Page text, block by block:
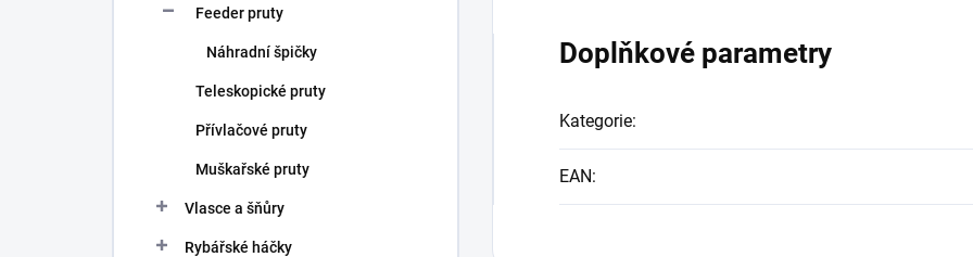
Feeder pruty
Náhradní špičky
Teleskopické pruty
Přívlačové pruty
Muškařské pruty
Vlasce a šňůry
Rybářské háčky
Doplňkové parametry
Kategorie:
EAN: